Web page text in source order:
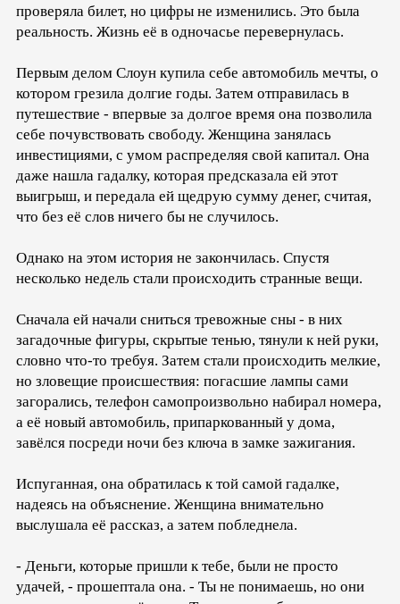
проверяла билет, но цифры не изменились. Это была
реальность. Жизнь её в одночасье перевернулась.
Первым делом Слоун купила себе автомобиль мечты, о
котором грезила долгие годы. Затем отправилась в
путешествие - впервые за долгое время она позволила
себе почувствовать свободу. Женщина занялась
инвестициями, с умом распределяя свой капитал. Она
даже нашла гадалку, которая предсказала ей этот
выигрыш, и передала ей щедрую сумму денег, считая,
что без её слов ничего бы не случилось.
Однако на этом история не закончилась. Спустя
несколько недель стали происходить странные вещи.
Сначала ей начали сниться тревожные сны - в них
загадочные фигуры, скрытые тенью, тянули к ней руки,
словно что-то требуя. Затем стали происходить мелкие,
но зловещие происшествия: погасшие лампы сами
загорались, телефон самопроизвольно набирал номера,
а её новый автомобиль, припаркованный у дома,
завёлся посреди ночи без ключа в замке зажигания.
Испуганная, она обратилась к той самой гадалке,
надеясь на объяснение. Женщина внимательно
выслушала её рассказ, а затем побледнела.
- Деньги, которые пришли к тебе, были не просто
удачей, - прошептала она. - Ты не понимаешь, но они